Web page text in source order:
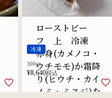
ローストビー
フ 上 冷凍
赤身(カメノコ・
ウチモモ)か霜降
り(ヒウチ・カイ
ノミ・ミスジ)を
冷凍
300g
¥8,640税込